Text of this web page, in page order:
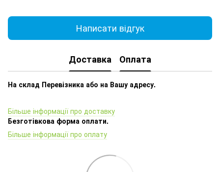
Написати відгук
Доставка Оплата
На склад Перевізника або на Вашу адресу.
Більше інформації про доставку
Безготівкова форма оплати.
Більше інформації про оплату